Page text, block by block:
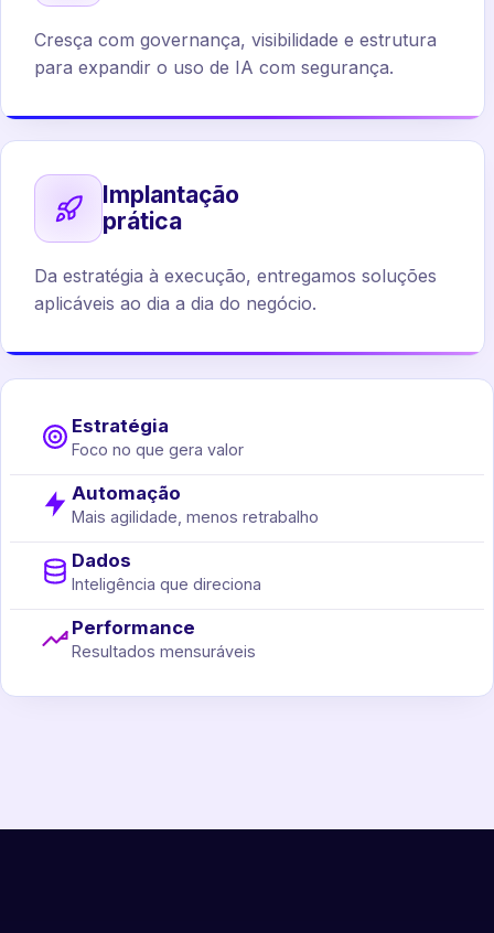
Cresça com governança, visibilidade e estrutura
para expandir o uso de IA com segurança.
Implantação
prática
Da estratégia à execução, entregamos soluções
aplicáveis ao dia a dia do negócio.
Estratégia
Foco no que gera valor
Automação
Mais agilidade, menos retrabalho
Dados
Inteligência que direciona
Performance
Resultados mensuráveis